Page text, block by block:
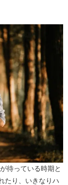
待っている時期と
たり、いきなりハ